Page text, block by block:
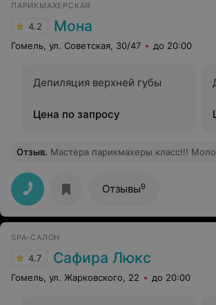
ПАРИКМАХЕРСКАЯ
4.2 Мона
Гомель, ул. Советская, 30/47 до 20:00
Депиляция верхней губы
Цена по запросу
Отзыв. Мастера парикмахеры класс!!!
Отзывы9
SPA-САЛОН
4.7 Сафира Люкс
Гомель, ул. Жарковского, 22 до 20:00